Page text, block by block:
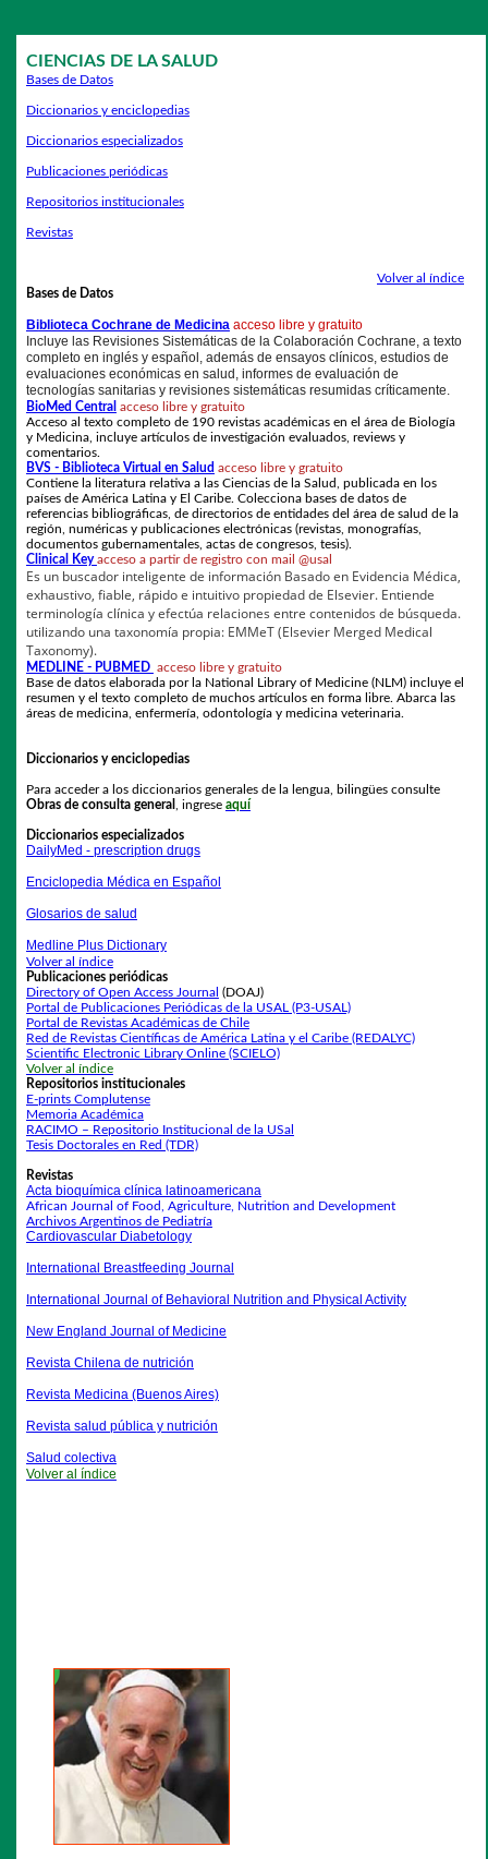
CIENCIAS DE LA SALUD
Bases de Datos
Diccionarios y enciclopedias
Diccionarios especializados
Publicaciones periódicas
Repositorios institucionales
Revistas
Volver al índice
Bases de Datos
Biblioteca Cochrane de Medicina acceso libre y gratuito
Incluye las Revisiones Sistemáticas de la Colaboración Cochrane, a texto
completo en inglés y español, además de ensayos clínicos, estudios de
evaluaciones económicas en salud, informes de evaluación de
tecnologías sanitarias y revisiones sistemáticas resumidas críticamente.
BioMed Central acceso libre y gratuito
Acceso al texto completo de 190 revistas académicas en el área de Biología
y Medicina, incluye artículos de investigación evaluados, reviews y
comentarios.
BVS - Biblioteca Virtual en Salud acceso libre y gratuito
Contiene la literatura relativa a las Ciencias de la Salud, publicada en los
países de América Latina y El Caribe. Colecciona bases de datos de
referencias bibliográficas, de directorios de entidades del área de salud de la
región, numéricas y publicaciones electrónicas (revistas, monografías,
documentos gubernamentales, actas de congresos, tesis).
Clinical Keyacceso a partir de registro con mail @usal
Es un buscador inteligente de información Basado en Evidencia Médica,
exhaustivo, fiable, rápido e intuitivo propiedad de Elsevier. Entiende
terminología clínica y efectúa relaciones entre contenidos de búsqueda.
utilizando una taxonomía propia: EMMeT (Elsevier Merged Medical
Taxonomy).
MEDLINE - PUBMED acceso libre y gratuito
Base de datos elaborada por la National Library of Medicine (NLM) incluye el
resumen y el texto completo de muchos artículos en forma libre. Abarca las
áreas de medicina, enfermería, odontología y medicina veterinaria.
Diccionarios y enciclopedias
Para acceder a los diccionarios generales de la lengua, bilingües consulte
Obras de consulta general
, ingrese aquí
Diccionarios especializados
DailyMed - prescription drugs
Enciclopedia Médica en Español
Glosarios de salud
Medline Plus Dictionary
Volver al índice
Publicaciones periódicas
Directory of Open Access Journal (DOAJ)
Portal de Publicaciones Periódicas de la USAL (P3-USAL)
Portal de Revistas Académicas de Chile
Red de Revistas Científicas de América Latina y el Caribe (REDALYC)
Scientific Electronic Library Online (SCIELO)
Volver al índice
Repositorios institucionales
E-prints Complutense
Memoria Académica
RACIMO – Repositorio Institucional de la USal
Tesis Doctorales en Red (TDR)
Revistas
Acta bioquímica clínica latinoamericana
African Journal of Food, Agriculture, Nutrition and Development
Archivos Argentinos de Pediatría
Cardiovascular Diabetology
International Breastfeeding Journal
International Journal of Behavioral Nutrition and Physical Activity
New England Journal of Medicine
Revista Chilena de nutrición
Revista Medicina (Buenos Aires)
Revista salud pública y nutrición
Salud colectiva
Volver al índice